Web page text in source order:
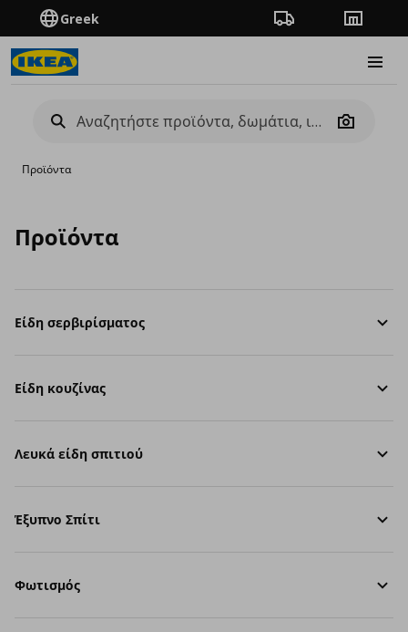
Greek Πορεία παραγγελίας
Camera
Προϊόντα
Προϊόντα
Είδη σερβιρίσματος
Είδη κουζίνας
Λευκά είδη σπιτιού
Έξυπνο Σπίτι
Φωτισμός